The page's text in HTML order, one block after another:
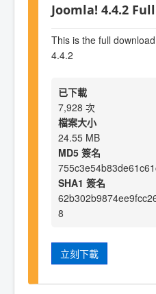
Joomla! 4.4.2
This is the full
4.4.2
已下載
7,928 次
檔案大小
24.55 MB
MD5 簽名
SHA1 簽名
8
立刻下載